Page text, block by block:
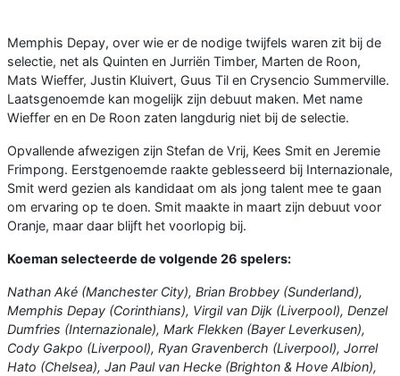
Memphis Depay, over wie er de nodige twijfels waren zit bij de
selectie, net als Quinten en Jurriën Timber, Marten de Roon,
Mats Wieffer, Justin Kluivert, Guus Til en Crysencio Summerville.
Laatsgenoemde kan mogelijk zijn debuut maken. Met name
Wieffer en en De Roon zaten langdurig niet bij de selectie.
Opvallende afwezigen zijn Stefan de Vrij, Kees Smit en Jeremie
Frimpong. Eerstgenoemde raakte geblesseerd bij Internazionale,
Smit werd gezien als kandidaat om als jong talent mee te gaan
om ervaring op te doen. Smit maakte in maart zijn debuut voor
Oranje, maar daar blijft het voorlopig bij.
Koeman selecteerde de volgende 26 spelers:
Nathan Aké (Manchester City), Brian Brobbey (Sunderland),
Memphis Depay (Corinthians), Virgil van Dijk (Liverpool), Denzel
Dumfries (Internazionale), Mark Flekken (Bayer Leverkusen),
Cody Gakpo (Liverpool), Ryan Gravenberch (Liverpool), Jorrel
Hato (Chelsea), Jan Paul van Hecke (Brighton & Hove Albion),